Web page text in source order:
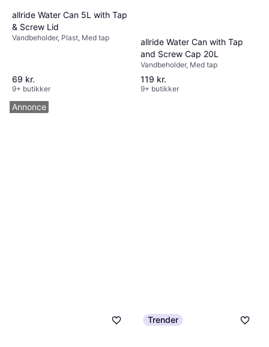
allride Water Can 5L with Tap
& Screw Lid
Vandbeholder, Plast, Med tap
69 kr.
9+ butikker
allride Water Can with Tap
and Screw Cap 20L
Vandbeholder, Med tap
119 kr.
9+ butikker
Trender
Annonce